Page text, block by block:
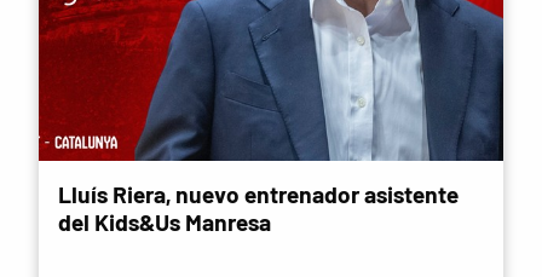
Lluís Riera, nuevo entrenador asistente
del Kids&Us Manresa